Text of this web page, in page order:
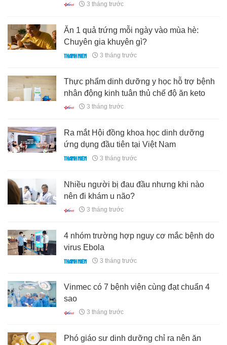
3 tháng trước
Ăn 1 quả trứng mỗi ngày vào mùa hè:
Chuyên gia khuyên gì?
3 tháng trước
Thực phẩm dinh dưỡng y học hỗ trợ bệnh
nhân động kinh tuân thủ chế độ ăn keto
3 tháng trước
Ra mắt Hội đồng khoa học dinh dưỡng
ứng dụng đầu tiên tại Việt Nam
3 tháng trước
Nhiều người bị đau đầu nhưng khi nào
nên đi khám u não?
3 tháng trước
4 nhóm trường hợp nguy cơ mắc bệnh do
virus Ebola
3 tháng trước
Vinmec có 7 bệnh viện cùng đạt chuẩn 4
sao
3 tháng trước
Phó giáo sư dinh dưỡng chỉ ra nên ăn